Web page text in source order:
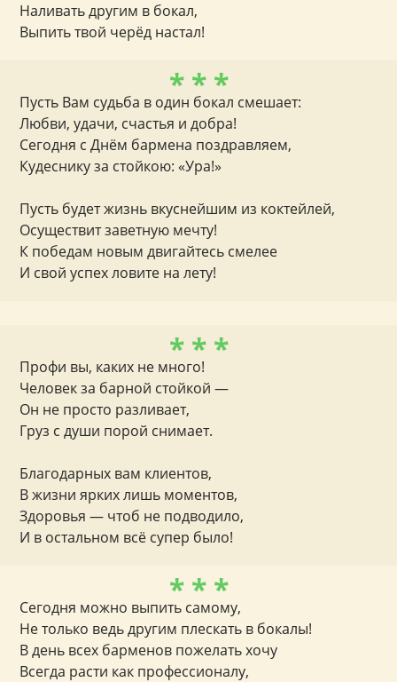
Наливать другим в бокал,
Выпить твой черёд настал!
* * *
Пусть Вам судьба в один бокал смешает:
Любви, удачи, счастья и добра!
Сегодня с Днём бармена поздравляем,
Кудеснику за стойкою: «Ура!»
Пусть будет жизнь вкуснейшим из коктейлей,
Осуществит заветную мечту!
К победам новым двигайтесь смелее
И свой успех ловите на лету!
* * *
Профи вы, каких не много!
Человек за барной стойкой —
Он не просто разливает,
Груз с души порой снимает.
Благодарных вам клиентов,
В жизни ярких лишь моментов,
Здоровья — чтоб не подводило,
И в остальном всё супер было!
* * *
Сегодня можно выпить самому,
Не только ведь другим плескать в бокалы!
В день всех барменов пожелать хочу
Всегда расти как профессионалу,